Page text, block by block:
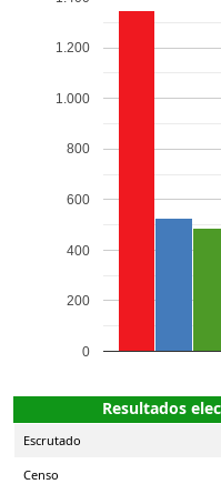
0
200
400
600
800
1.000
1.200
Resultados
Escrutado
Censo